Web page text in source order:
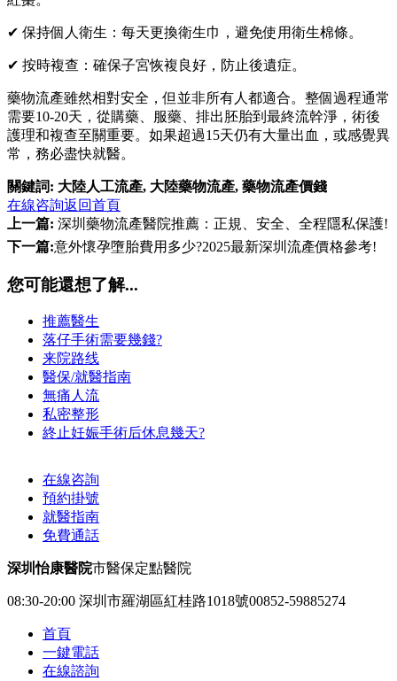
✔ 保持個人衛生：每天更換衛生巾，避免使用衛生棉條。
✔ 按時複查：確保子宮恢複良好，防止後遺症。
藥物流產雖然相對安全，但並非所有人都適合。整個過程通常
需要10-20天，從購藥、服藥、排出胚胎到最終流幹淨，術後
護理和複查至關重要。如果超過15天仍有大量出血，或感覺異
常，務必盡快就醫。
關鍵詞: 大陸人工流產, 大陸藥物流產, 藥物流產價錢
在線咨詢返回首頁
上一篇: 深圳藥物流產醫院推薦：正規、安全、全程隱私保護!
下一篇:意外懷孕墮胎費用多少?2025最新深圳流產價格參考!
您可能還想了解...
推薦醫生
落仔手術需要幾錢?
来院路线
醫保/就醫指南
無痛人流
私密整形
終止妊娠手術后休息幾天?
在線咨詢
預約掛號
就醫指南
免費通話
深圳怡康醫院市醫保定點醫院
08:30-20:00 深圳市羅湖區紅桂路1018號00852-59885274
首頁
一鍵電話
在線諮詢